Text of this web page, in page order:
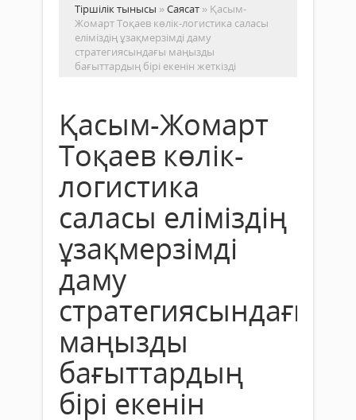
Тіршілік тынысы »Саясат » Қасым-
Жомарт Тоқаев көлік-логистика саласы
еліміздің ұзақмерзімді даму
стратегиясындағы маңызды
бағыттардың бірі екенін жеткізді
Қасым-Жомарт
Тоқаев көлік-
логистика
саласы еліміздің
ұзақмерзімді
даму
стратегиясындағы
маңызды
бағыттардың
бірі екенін